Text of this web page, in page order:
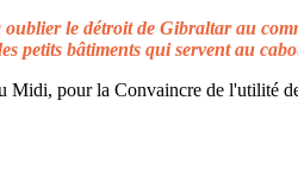
le détroit de Gibraltar au
petits bâtiments qui servent au
Midi, pour la Convaincre de l'utilité